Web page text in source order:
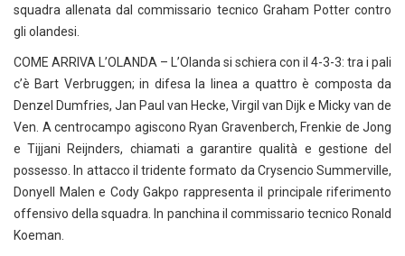
squadra allenata dal commissario tecnico Graham Potter contro
gli olandesi.
COME ARRIVA L’OLANDA – L’Olanda si schiera con il 4-3-3: tra i pali
c’è Bart Verbruggen; in difesa la linea a quattro è composta da
Denzel Dumfries, Jan Paul van Hecke, Virgil van Dijk e Micky van de
Ven. A centrocampo agiscono Ryan Gravenberch, Frenkie de Jong
e Tijjani Reijnders, chiamati a garantire qualità e gestione del
possesso. In attacco il tridente formato da Crysencio Summerville,
Donyell Malen e Cody Gakpo rappresenta il principale riferimento
offensivo della squadra. In panchina il commissario tecnico Ronald
Koeman.